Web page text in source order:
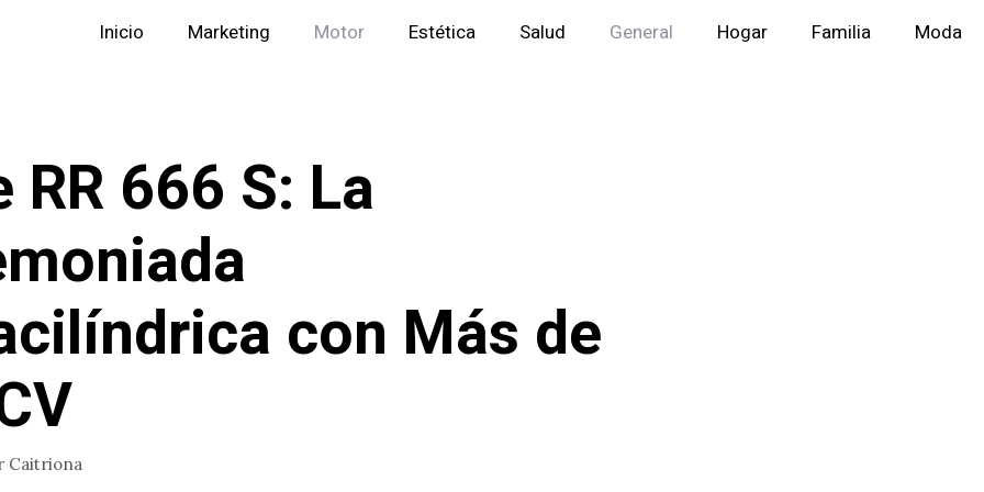
Inicio Marketing Motor Estética Salud General Hogar Familia Moda
RR 666 S: La
con Más de
Caitriona